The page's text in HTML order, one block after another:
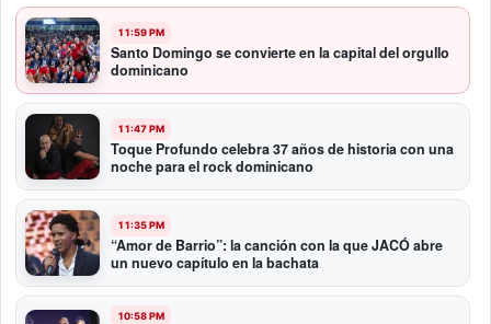
11:59 PM
Santo Domingo se convierte en la capital del orgullo
dominicano
11:47 PM
Toque Profundo celebra 37 años de historia con una
noche para el rock dominicano
11:35 PM
“Amor de Barrio”: la canción con la que JACÓ abre
un nuevo capítulo en la bachata
10:58 PM